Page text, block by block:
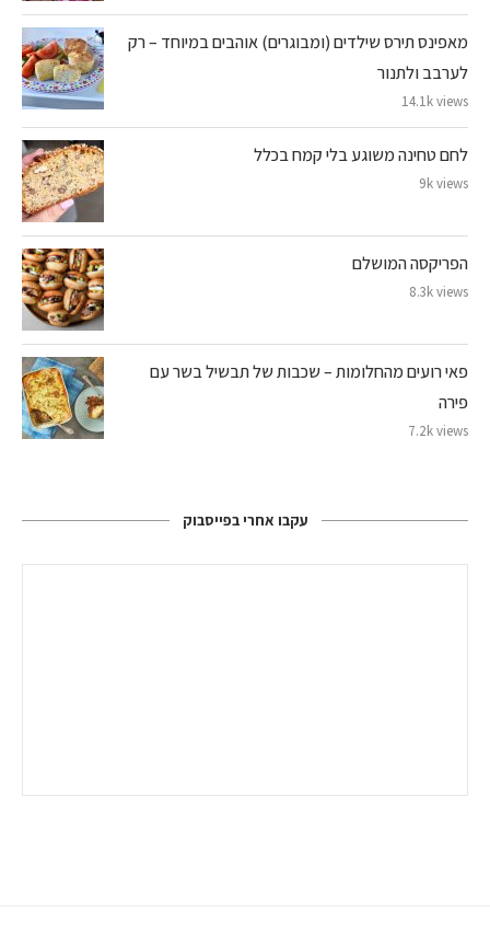
מאפינס תירס שילדים (ומבוגרים) אוהבים במיוחד – רק
לערבב ולתנור
14.1k views
לחם טחינה משוגע בלי קמח בכלל
9k views
הפריקסה המושלם
8.3k views
פאי רועים מהחלומות – שכבות של תבשיל בשר עם
פירה
7.2k views
עקבו אחרי בפייסבוק